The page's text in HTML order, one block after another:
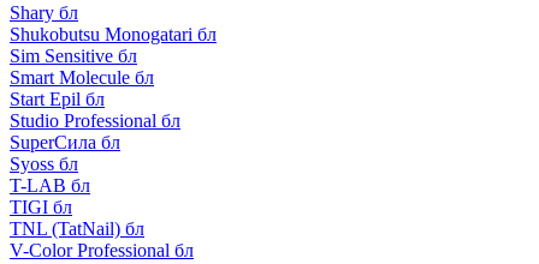
Shary бл
Shukobutsu Monogatari бл
Sim Sensitive бл
Smart Molecule бл
Start Epil бл
Studio Professional бл
SuperСила бл
Syoss бл
T-LAB бл
TIGI бл
TNL (TatNail) бл
V-Color Professional бл